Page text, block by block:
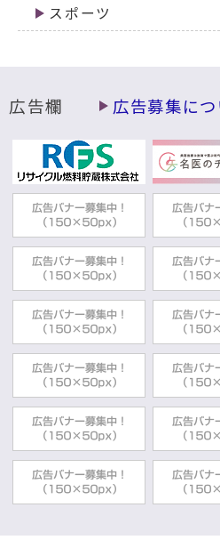
スポーツ
広告欄 広告募集につ